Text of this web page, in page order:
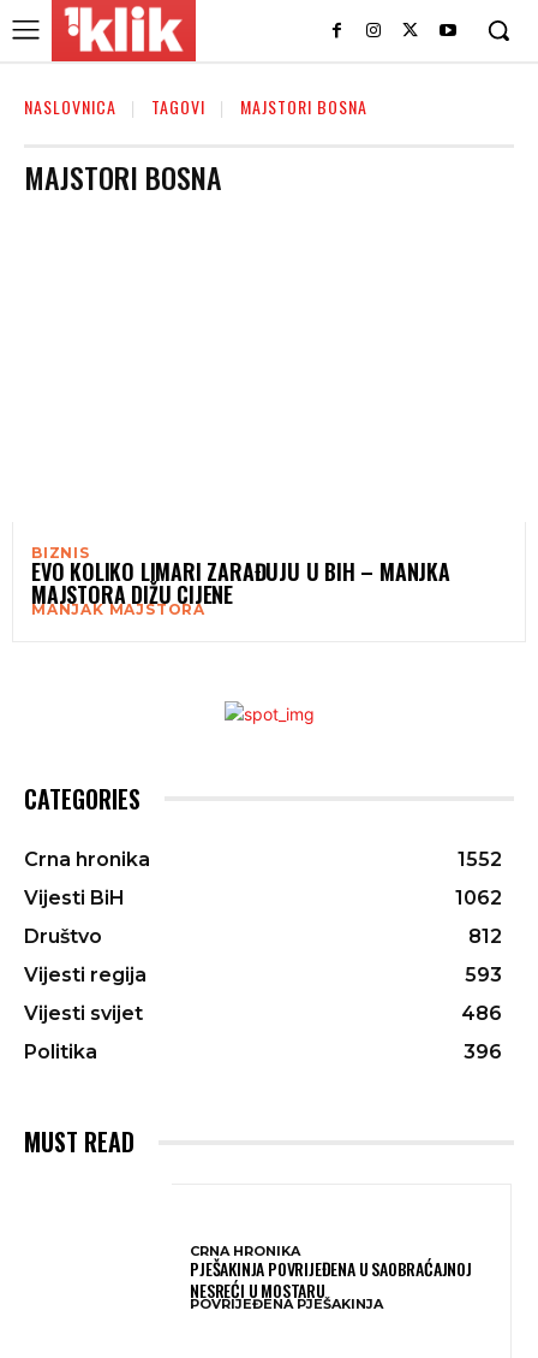
NASLOVNICA TAGOVI MAJSTORI BOSNA
MAJSTORI BOSNA
BIZNIS
EVO KOLIKO LIMARI ZARAĐUJU U BIH – MANJKA
MAJSTORA DIŽU CIJENE
MANJAK MAJSTORA
CATEGORIES
Crna hronika
1552
Vijesti BiH
1062
Društvo
812
Vijesti regija
593
Vijesti svijet
486
Politika
396
MUST READ
CRNA HRONIKA
PJEŠAKINJA POVRIJEĐENA U SAOBRAĆAJNOJ
NESREĆI U MOSTARU
POVRIJEĐENA PJEŠAKINJA